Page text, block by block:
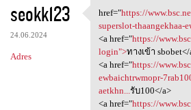
seokk123
24.06.2024
Adres
href="https://
href="https://
superslot-thaangekhaa-
<a href="https://
login">ทางเข้า sbobet</
<a href="https://
ewbaichtrwmopr-
aetkhn...รับ100</a>
<a href="https://